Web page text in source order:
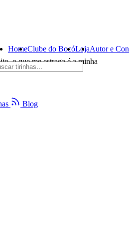
o que me estraga é a minha
HomeClube do BocóLojaAutor e
Blog